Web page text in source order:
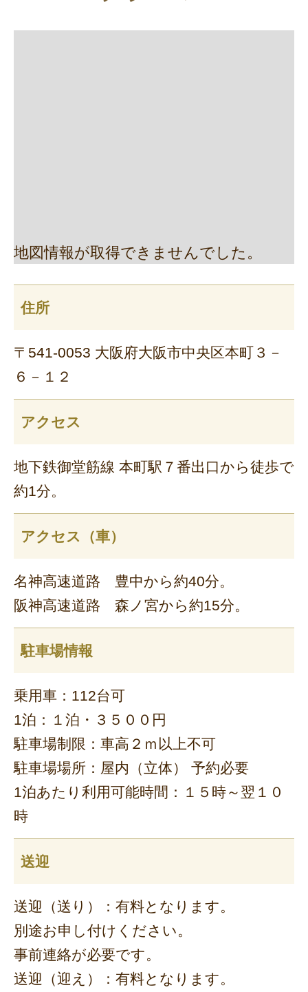
地図情報が取得できませんでした。
住所
〒541-0053 大阪府大阪市中央区本町３－
６－１２
アクセス
地下鉄御堂筋線 本町駅７番出口から徒歩で
約1分。
アクセス（車）
名神高速道路 豊中から約40分。
阪神高速道路 森ノ宮から約15分。
駐車場情報
乗用車：112台可
1泊：１泊・３５００円
駐車場制限：車高２ｍ以上不可
駐車場場所：屋内（立体） 予約必要
1泊あたり利用可能時間：１５時～翌１０
時
送迎
送迎（送り）：有料となります。
別途お申し付けください。
事前連絡が必要です。
送迎（迎え）：有料となります。